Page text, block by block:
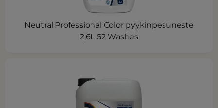
Neutral Professional Color pyykinpesuneste
2,6L 52 Washes